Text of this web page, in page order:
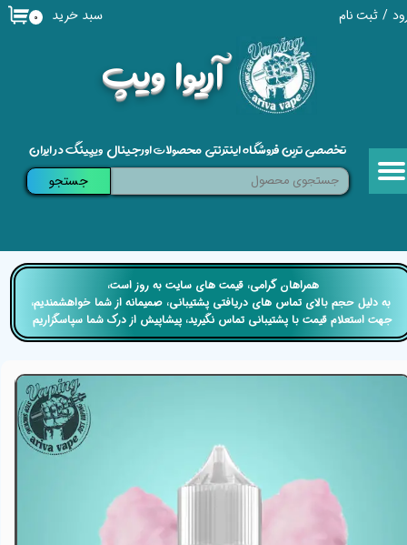
/ ثبت نام
حساب کاربری من
خروج از حساب کاربری
​آریوا ویپ
۰ سبد خرید
تخصصی ترین فروشگاه اینترنتی محصولات اورجینال ویپینگ در ایران
جستجو
​​همراهان گرامی، قیمت های سایت به روز است،
​​​​​​​ به دلیل حجم بالای تماس های دریافتی پشتیبانی، صمیمانه از شما خواهشمندیم،
جهت استعلام قیمت با پشتیبانی تماس نگیرید، پیشاپیش از درک شما سپاسگزاریم